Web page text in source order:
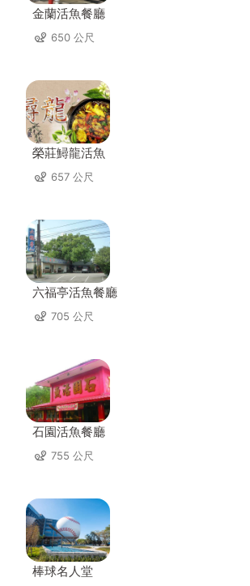
金蘭活魚餐廳
650 公尺
榮莊鱘龍活魚
657 公尺
六福亭活魚餐廳
705 公尺
石園活魚餐廳
755 公尺
棒球名人堂